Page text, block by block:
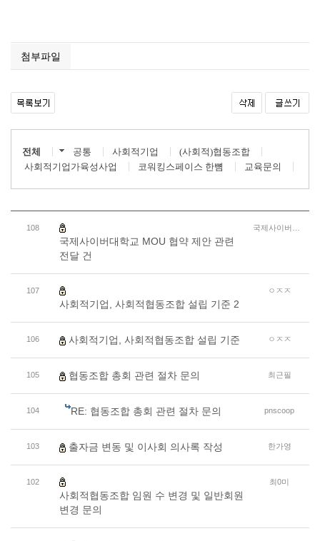
첨부파일
전체 공통 사회적기업
(사회적)협동조합
사회적기업가육성사업
코워킹스페이스 한뼘 교육문의
108
국제사이버대학교 MOU 협약 제안 관련
전달 건
107
사회적기업, 사회적협동조합 설립 기준 2
ㅇㅈㅈ
106 사회적기업, 사회적협동조합 설립 기준 ㅇㅈㅈ
105 협동조합 총회 관련 절차 문의 최근필
104 RE: 협동조합 총회 관련 절차 문의 pnscoop
103 출자금 변동 및 이사회 의사록 작성 한가영
102
사회적협동조합 임원 수 변경 및 일반회원
변경 문의
최0미